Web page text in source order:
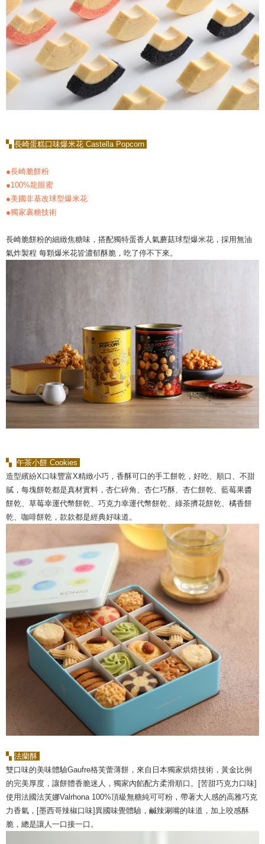
▚ 長崎蛋糕口味爆米花 Castella Popcorn
●長崎脆餅粉
●100%龍眼蜜
●美國非基改球型爆米花
●獨家裹糖技術
長崎脆餅粉的細緻焦糖味，搭配獨特蛋香人氣蘑菇球型爆米花，採用無油
氣炸製程 每顆爆米花皆濃郁酥脆，吃了停不下來。
▚ 午茶小餅 Cookies
造型繽紛X口味豐富X精緻小巧，香酥可口的手工餅乾，好吃、順口、不甜
膩，每塊餅乾都是真材實料，杏仁碎角、杏仁巧酥、杏仁餅乾、藍莓果醬
餅乾、草莓幸運代幣餅乾、巧克力幸運代幣餅乾、綠茶擠花餅乾、橘香餅
乾、咖啡餅乾，款款都是經典好味道。
▚ 法蘭酥
雙口味的美味體驗Gaufre格芙蕾薄餅，來自日本獨家烘焙技術，黃金比例
的完美厚度，讓餅體香脆迷人，獨家內餡配方柔滑順口。[苦甜巧克力口味]
使用法國法芙娜Valrhona 100%頂級無糖純可可粉，帶著大人感的高雅巧克
力香氣，[墨西哥辣椒口味]異國味覺體驗，鹹辣涮嘴的味道，加上咬感酥
脆，總是讓人一口接一口。